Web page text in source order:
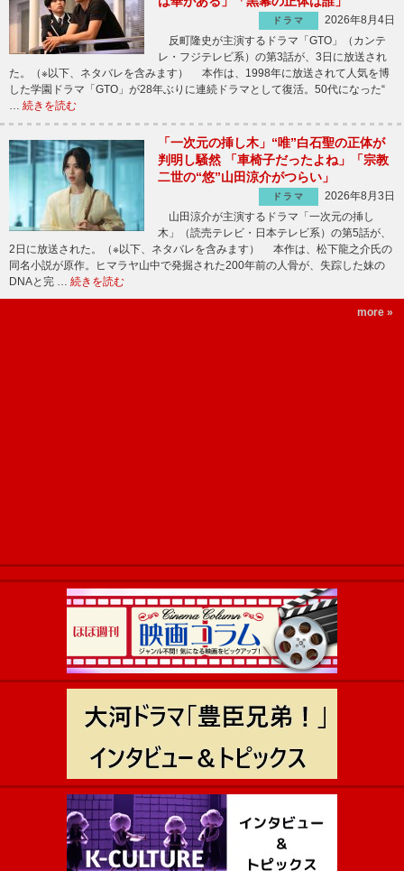
ドラマ
2026年8月4日
反町隆史が主演するドラマ「GTO」（カンテ
レ・フジテレビ系）の第3話が、3日に放送され
た。（※以下、ネタバレを含みます） 本作は、1998年に放送されて人気を博
した学園ドラマ「GTO」が28年ぶりに連続ドラマとして復活。50代になった“
続きを読む
「一次元の挿し木」“唯”白石聖の正体が
判明し騒然 「車椅子だったよね」「宗教
二世の“悠”山田涼介がつらい」
ドラマ
2026年8月3日
山田涼介が主演するドラマ「一次元の挿し
木」（読売テレビ・日本テレビ系）の第5話が、
2日に放送された。（※以下、ネタバレを含みます） 本作は、松下龍之介氏の
同名小説が原作。ヒマラヤ山中で発掘された200年前の人骨が、失踪した妹の
DNAと完 … 続きを読む
more »